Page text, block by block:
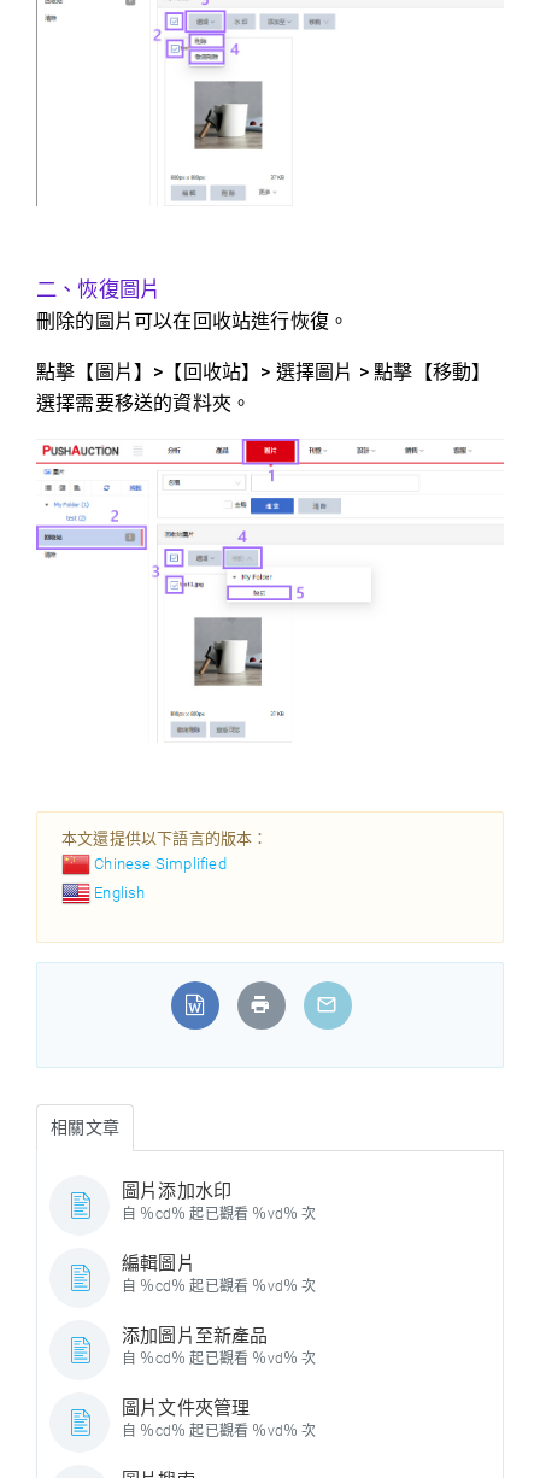
二、恢復圖片
刪除的圖片可以在回收站進行恢復。
點擊【圖片】>【回收站】> 選擇圖片 > 點擊【移動】
選擇需要移送的資料夾。
本文還提供以下語言的版本：
Chinese Simplified
English
相關文章
圖片添加水印
自 ％cd％ 起已觀看 ％vd％ 次
編輯圖片
自 ％cd％ 起已觀看 ％vd％ 次
添加圖片至新產品
自 ％cd％ 起已觀看 ％vd％ 次
圖片文件夾管理
自 ％cd％ 起已觀看 ％vd％ 次